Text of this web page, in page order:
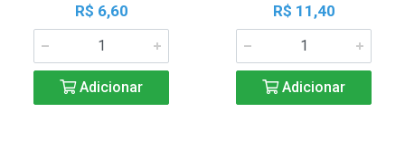
R$ 6,60
Adicionar
R$ 11,40
Adicionar